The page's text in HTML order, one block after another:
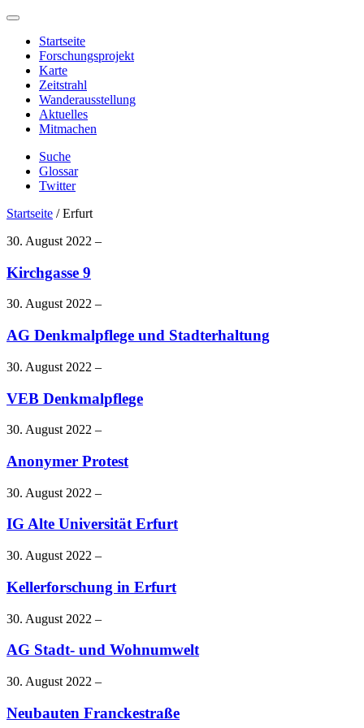
Startseite
Forschungsprojekt
Karte
Zeitstrahl
Wanderausstellung
Aktuelles
Mitmachen
Suche
Glossar
Twitter
Startseite /Erfurt
30. August 2022 –
Kirchgasse 9
30. August 2022 –
AG Denkmalpflege und Stadterhaltung
30. August 2022 –
VEB Denkmalpflege
30. August 2022 –
Anonymer Protest
30. August 2022 –
IG Alte Universität Erfurt
30. August 2022 –
Kellerforschung in Erfurt
30. August 2022 –
AG Stadt- und Wohnumwelt
30. August 2022 –
Neubauten Franckestraße